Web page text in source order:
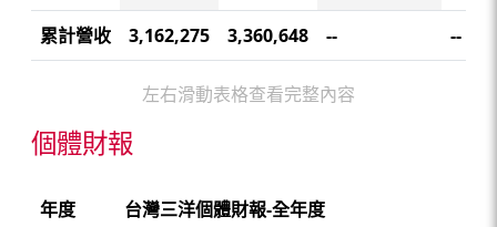
累計營收 3,162,275 3,360,648 -- --
左右滑動表格查看完整內容
個體財報
年度 台灣三洋個體財報-全年度